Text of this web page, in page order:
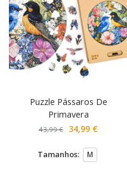
Puzzle Pássaros De
Primavera
43,99€ 34,99 €
Tamanhos: M